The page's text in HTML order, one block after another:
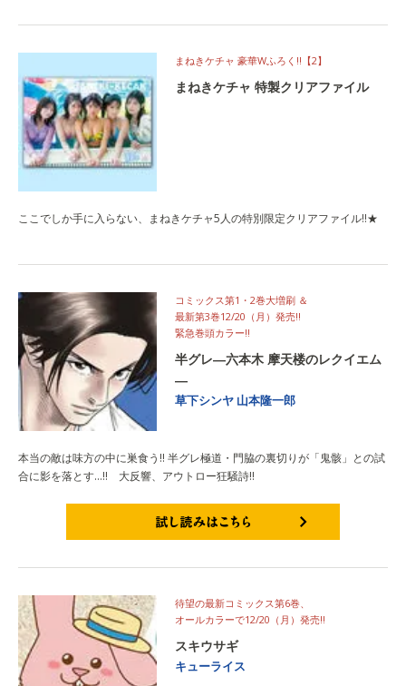
まねきケチャ 豪華Wふろく!!【2】
まねきケチャ 特製クリアファイル
ここでしか手に入らない、まねきケチャ5人の特別限定クリアファイル!!★
コミックス第1・2巻大増刷 ＆
最新第3巻12/20（月）発売!!
緊急巻頭カラー!!
半グレ―六本木 摩天楼のレクイエム
―
草下シンヤ 山本隆一郎
本当の敵は味方の中に巣食う!! 半グレ極道・門脇の裏切りが「鬼骸」との試
合に影を落とす…!! 大反響、アウトロー狂騒詩!!
待望の最新コミックス第6巻、
オールカラーで12/20（月）発売!!
スキウサギ
キューライス